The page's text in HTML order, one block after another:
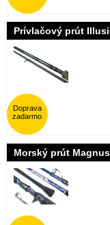
Prívlačový prút
Doprava
zadarmo
Morský prút